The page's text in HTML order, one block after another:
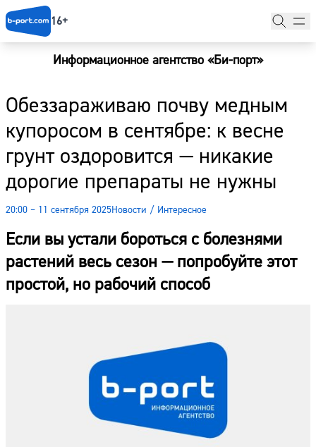
16+
Информационное агентство «Би-порт»
Обеззараживаю почву медным
купоросом в сентябре: к весне
грунт оздоровится — никакие
дорогие препараты не нужны
20:00 – 11 сентября 2025Новости / Интересное
Если вы устали бороться с болезнями
растений весь сезон — попробуйте этот
простой, но рабочий способ
Новости
Наши гости
Фоторепортажи
Погода
Курсы валют